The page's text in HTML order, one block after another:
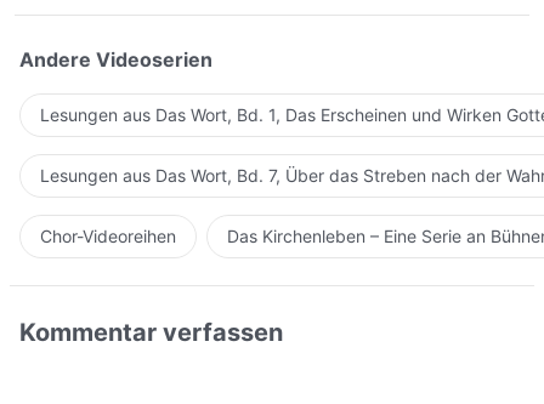
Andere Videoserien
Lesungen aus Das Wort, Bd. 1, Das Erscheinen und Wirken
Lesungen aus Das Wort, Bd. 7, Über das Streben nach der
Chor-Videoreihen Das Kirchenleben – Eine Serie an
Kommentar verfassen